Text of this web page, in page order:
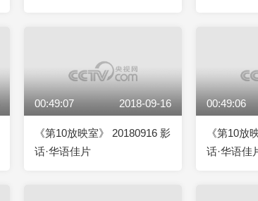
00:49:07 2018-09-16
《第10放映室》 20180916 影
话·华语佳片
00:49:06
《第10放
话·华语佳